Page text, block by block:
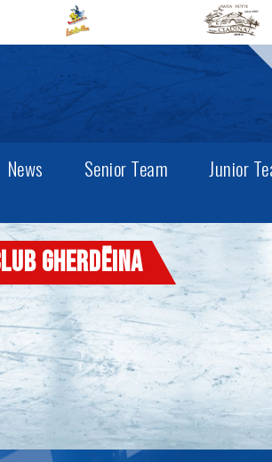
News Senior Team Junior
Gherdëina